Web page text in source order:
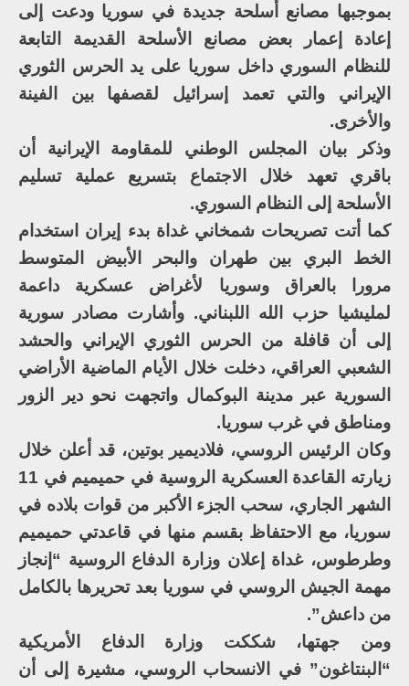
بموجبها مصانع أسلحة جديدة في سوريا ودعت إلى
إعادة إعمار بعض مصانع الأسلحة القديمة التابعة
للنظام السوري داخل سوريا على يد الحرس الثوري
الإيراني والتي تعمد إسرائيل لقصفها بين الفينة
والأخرى.
وذكر بيان المجلس الوطني للمقاومة الإيرانية أن
باقري تعهد خلال الاجتماع بتسريع عملية تسليم
الأسلحة إلى النظام السوري.
كما أتت تصريحات شمخاني غداة بدء إيران استخدام
الخط البري بين طهران والبحر الأبيض المتوسط
مرورا بالعراق وسوريا لأغراض عسكرية داعمة
لمليشيا حزب الله اللبناني. وأشارت مصادر سورية
إلى أن قافلة من الحرس الثوري الإيراني والحشد
الشعبي العراقي، دخلت خلال الأيام الماضية الأراضي
السورية عبر مدينة البوكمال واتجهت نحو دير الزور
ومناطق في غرب سوريا.
وكان الرئيس الروسي، فلاديمير بوتين، قد أعلن خلال
زيارته القاعدة العسكرية الروسية في حميميم في 11
الشهر الجاري، سحب الجزء الأكبر من قوات بلاده في
سوريا، مع الاحتفاظ بقسم منها في قاعدتي حميميم
وطرطوس، غداة إعلان وزارة الدفاع الروسية “إنجاز
مهمة الجيش الروسي في سوريا بعد تحريرها بالكامل
من داعش”.
ومن جهتها، شككت وزارة الدفاع الأمريكية
“البنتاغون” في الانسحاب الروسي، مشيرة إلى أن